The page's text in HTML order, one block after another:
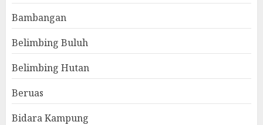
Bambangan
Belimbing Buluh
Belimbing Hutan
Beruas
Bidara Kampung